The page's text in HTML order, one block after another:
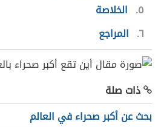
٥
الخلاصة
٦ المراجع
ذات صلة
بحث عن أكبر صحراء في العالم